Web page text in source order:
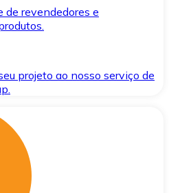
de revendedores e
projeto ao nosso serviço de